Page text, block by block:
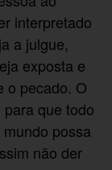
interpretado
a julgue,
exposta e
o pecado. O
que todo
possa
não der